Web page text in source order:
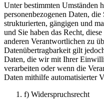
Unter bestimmten Umständen
personenbezogenen Daten,
strukturierten, gängigen und
und Sie haben das Recht,
anderen Verantwortlichen zu
Datenübertragbarkeit gilt
Daten, die wir mit Ihrer
verarbeiten oder wenn die
Daten mithilfe automatisierter
f) Widerspruchsrecht